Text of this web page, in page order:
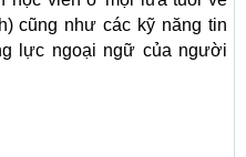
cũng như các kỹ năng tin
lực ngoại ngữ của người